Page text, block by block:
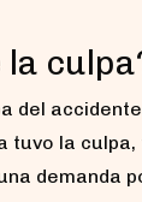
la
del
tuvo la culpa,
demanda